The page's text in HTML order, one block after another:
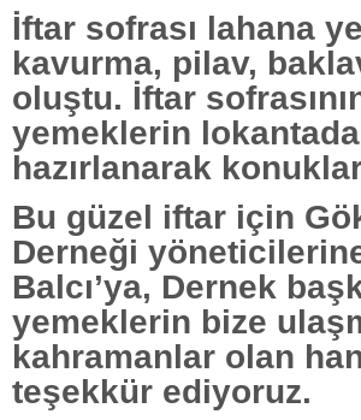
İftar sofrası lahana
kavurma, pilav,
oluştu. İftar
yemeklerin
hazırlanarak
Bu güzel iftar için
Derneği
Balcı’ya, Dernek
yemeklerin bize
kahramanlar olan
teşekkür ediyoruz.